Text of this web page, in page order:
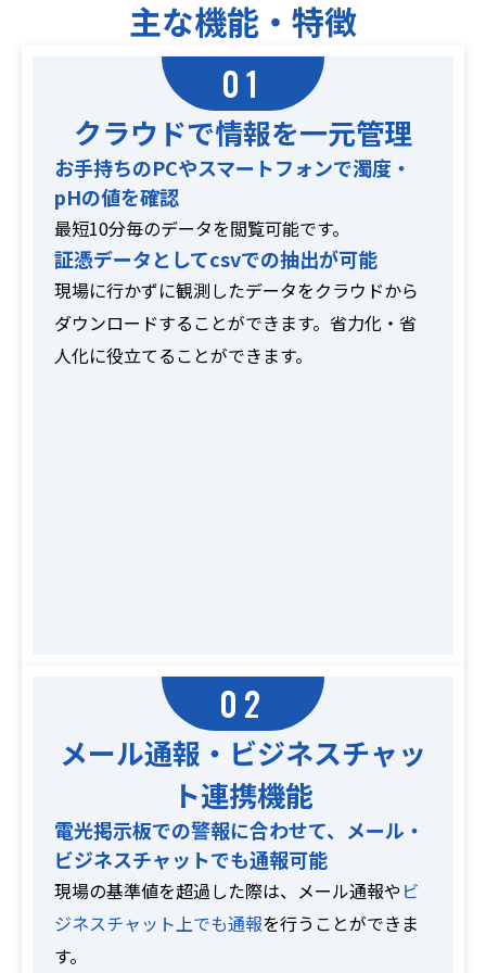
主な機能・特徴
01
クラウドで情報を一元管理
お手持ちのPCやスマートフォンで濁度・
pHの値を確認
最短10分毎のデータを閲覧可能です。
証憑データとしてcsvでの抽出が可能
現場に行かずに観測したデータをクラウドから
ダウンロードすることができます。省力化・省
人化に役立てることができます。
02
メール通報・ビジネスチャッ
ト連携機能
電光掲示板での警報に合わせて、メール・
ビジネスチャットでも通報可能
現場の基準値を超過した際は、メール通報やビ
ジネスチャット上でも通報を行うことができま
す。